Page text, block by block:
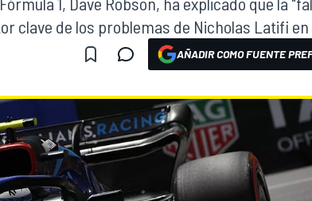
clave de los problemas de Nicholas Latifi en
AÑADIR COMO FUENTE